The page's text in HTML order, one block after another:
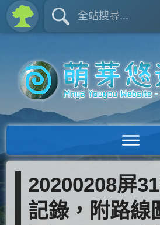
20200208屏
記錄，附路線